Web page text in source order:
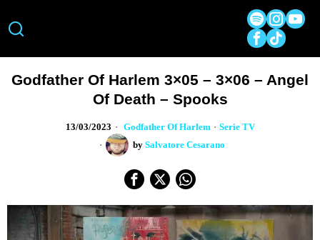
Godfather Of Harlem 3×05 – 3×06 – Angel
Of Death – Spooks
13/03/2023 Godfather Of Harlem · Serie TV
by Salvatore Cesarano